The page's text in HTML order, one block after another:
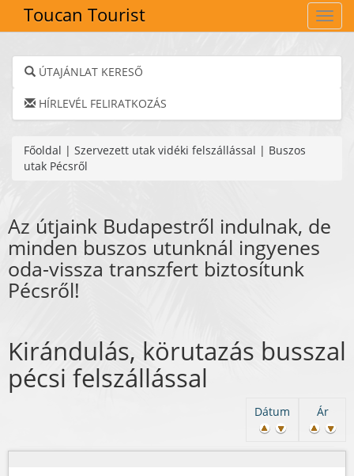
Toucan Tourist
ÚTAJÁNLAT KERESŐ
HÍRLEVÉL FELIRATKOZÁS
Főoldal | Szervezett utak vidéki felszállással | Buszos
utak Pécsről
Az útjaink Budapestről indulnak, de
minden buszos utunknál ingyenes
oda-vissza transzfert biztosítunk
Pécsről!
Kirándulás, körutazás busszal
pécsi felszállással
Ár
Dátum